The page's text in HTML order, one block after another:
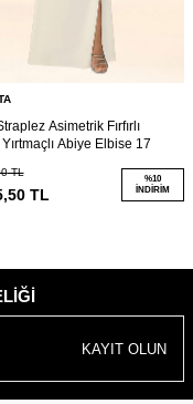
Asimetrik Fırfırlı
Abiye Elbise 17
TL
TL
%10
İNDIRIM
KAYIT OLUN